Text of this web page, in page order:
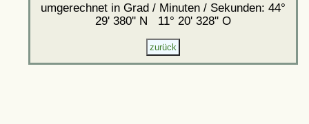
umgerechnet in Grad / Minuten / Sekunden: 44°
29' 380'' N 11° 20' 328'' O